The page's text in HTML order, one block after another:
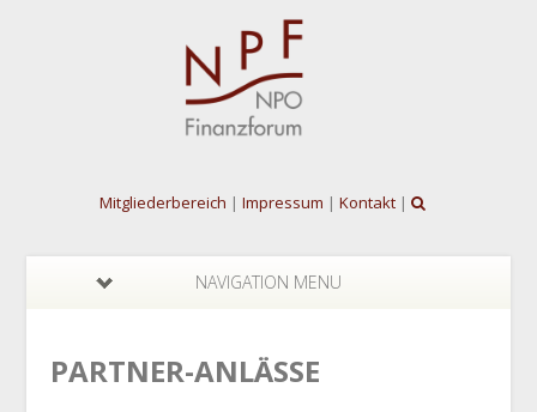
Mitgliederbereich | Impressum | Kontakt|
NAVIGATION MENU
PARTNER-ANLÄSSE